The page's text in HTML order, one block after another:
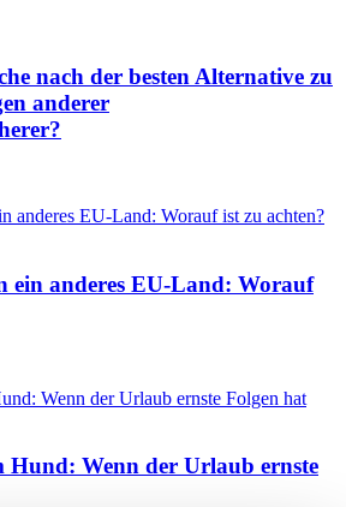
nach der besten Alternative zu
anderer
ein anderes EU-Land: Worauf
Hund: Wenn der Urlaub ernste